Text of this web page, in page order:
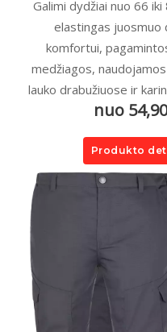
Galimi dydžiai nuo 66 iki
elastingas juosmuo
komfortui,
medžiagos,
lauko drabužiuose ir
nuo
Produkto